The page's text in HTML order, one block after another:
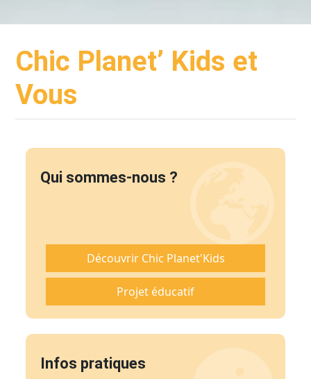
Contact
Chic Planet’ Kids et
Vous
Qui sommes-nous ?
Découvrir Chic Planet'Kids
Projet éducatif
Infos pratiques